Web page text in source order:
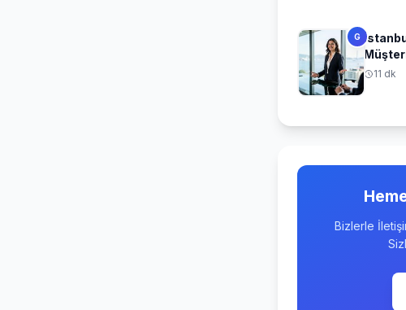
G
11 dk
Bizlerle